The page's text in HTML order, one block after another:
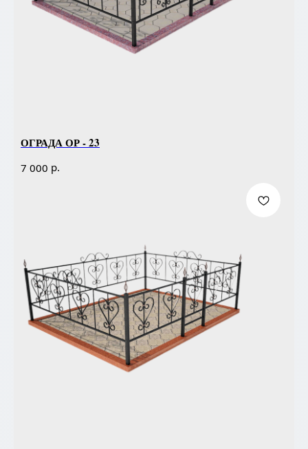
ОГРАДА ОР - 23
7 000 р.